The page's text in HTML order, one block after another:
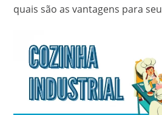
quais são as vantagens para seu